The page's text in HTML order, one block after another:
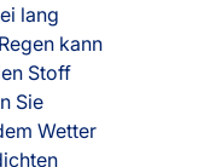
lang
kann
Stoff
Sie
Wetter